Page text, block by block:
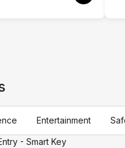
Entertainment
- Smart Key